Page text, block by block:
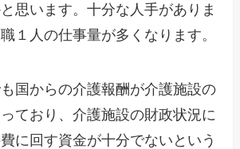
思います。十分な人手がありま
１人の仕事量が多くなります。
国からの介護報酬が介護施設の
ており、介護施設の財政状況に
に回す資金が十分でないという